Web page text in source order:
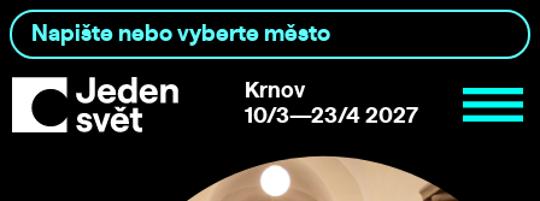
Krnov
10/3—23/4 2027